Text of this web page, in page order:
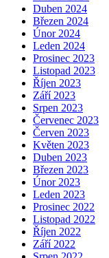
Duben 2024
Březen 2024
Únor 2024
Leden 2024
Prosinec 2023
Listopad 2023
Říjen 2023
Září 2023
Srpen 2023
Červenec 2023
Červen 2023
Květen 2023
Duben 2023
Březen 2023
Únor 2023
Leden 2023
Prosinec 2022
Listopad 2022
Říjen 2022
Září 2022